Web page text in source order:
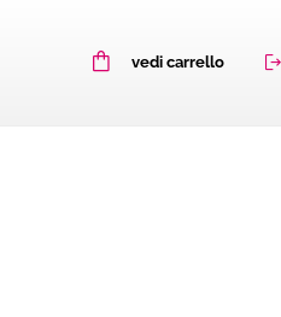
vedi carrello